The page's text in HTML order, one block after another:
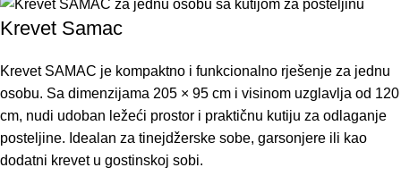
Krevet Samac
Krevet SAMAC je kompaktno i funkcionalno rješenje za jednu
osobu. Sa dimenzijama 205 × 95 cm i visinom uzglavlja od 120
cm, nudi udoban ležeći prostor i praktičnu kutiju za odlaganje
posteljine. Idealan za tinejdžerske sobe, garsonjere ili kao
dodatni krevet u gostinskoj sobi.